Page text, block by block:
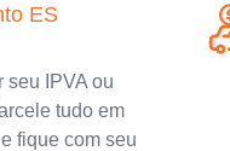
ES
seu IPVA ou
tudo em
fique com seu